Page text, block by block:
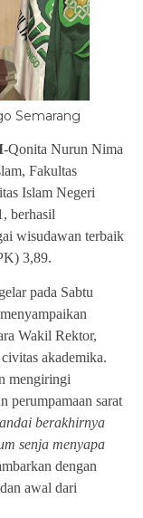
Semarang
-Qonita Nurun Nima
Fakultas
Islam Negeri
berhasil
wisudawan terbaik
3,89.
pada Sabtu
Wakil Rektor,
akademika.
mengiringi
perumpamaan sarat
berakhirnya
senja menyapa
dengan
awal dari